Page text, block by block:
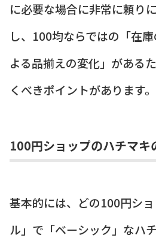
に必要な場合に非常に頼り
し、100均ならではの「在
よる品揃えの変化」がある
くべきポイントがあります。
100円ショップのハチマキ
基本的には、どの100円シ
ル」で「ベーシック」なハ